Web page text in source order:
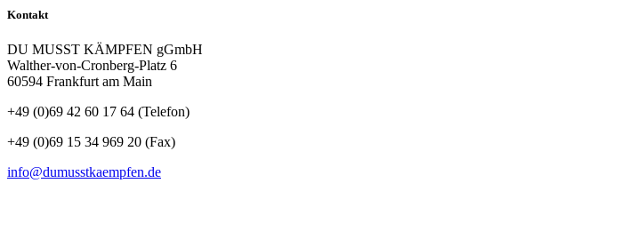
Kontakt
DU MUSST KÄMPFEN gGmbH
Walther-von-Cronberg-Platz 6
60594 Frankfurt am Main
+49 (0)69 42 60 17 64 (Telefon)
+49 (0)69 15 34 969 20 (Fax)
info@dumusstkaempfen.de